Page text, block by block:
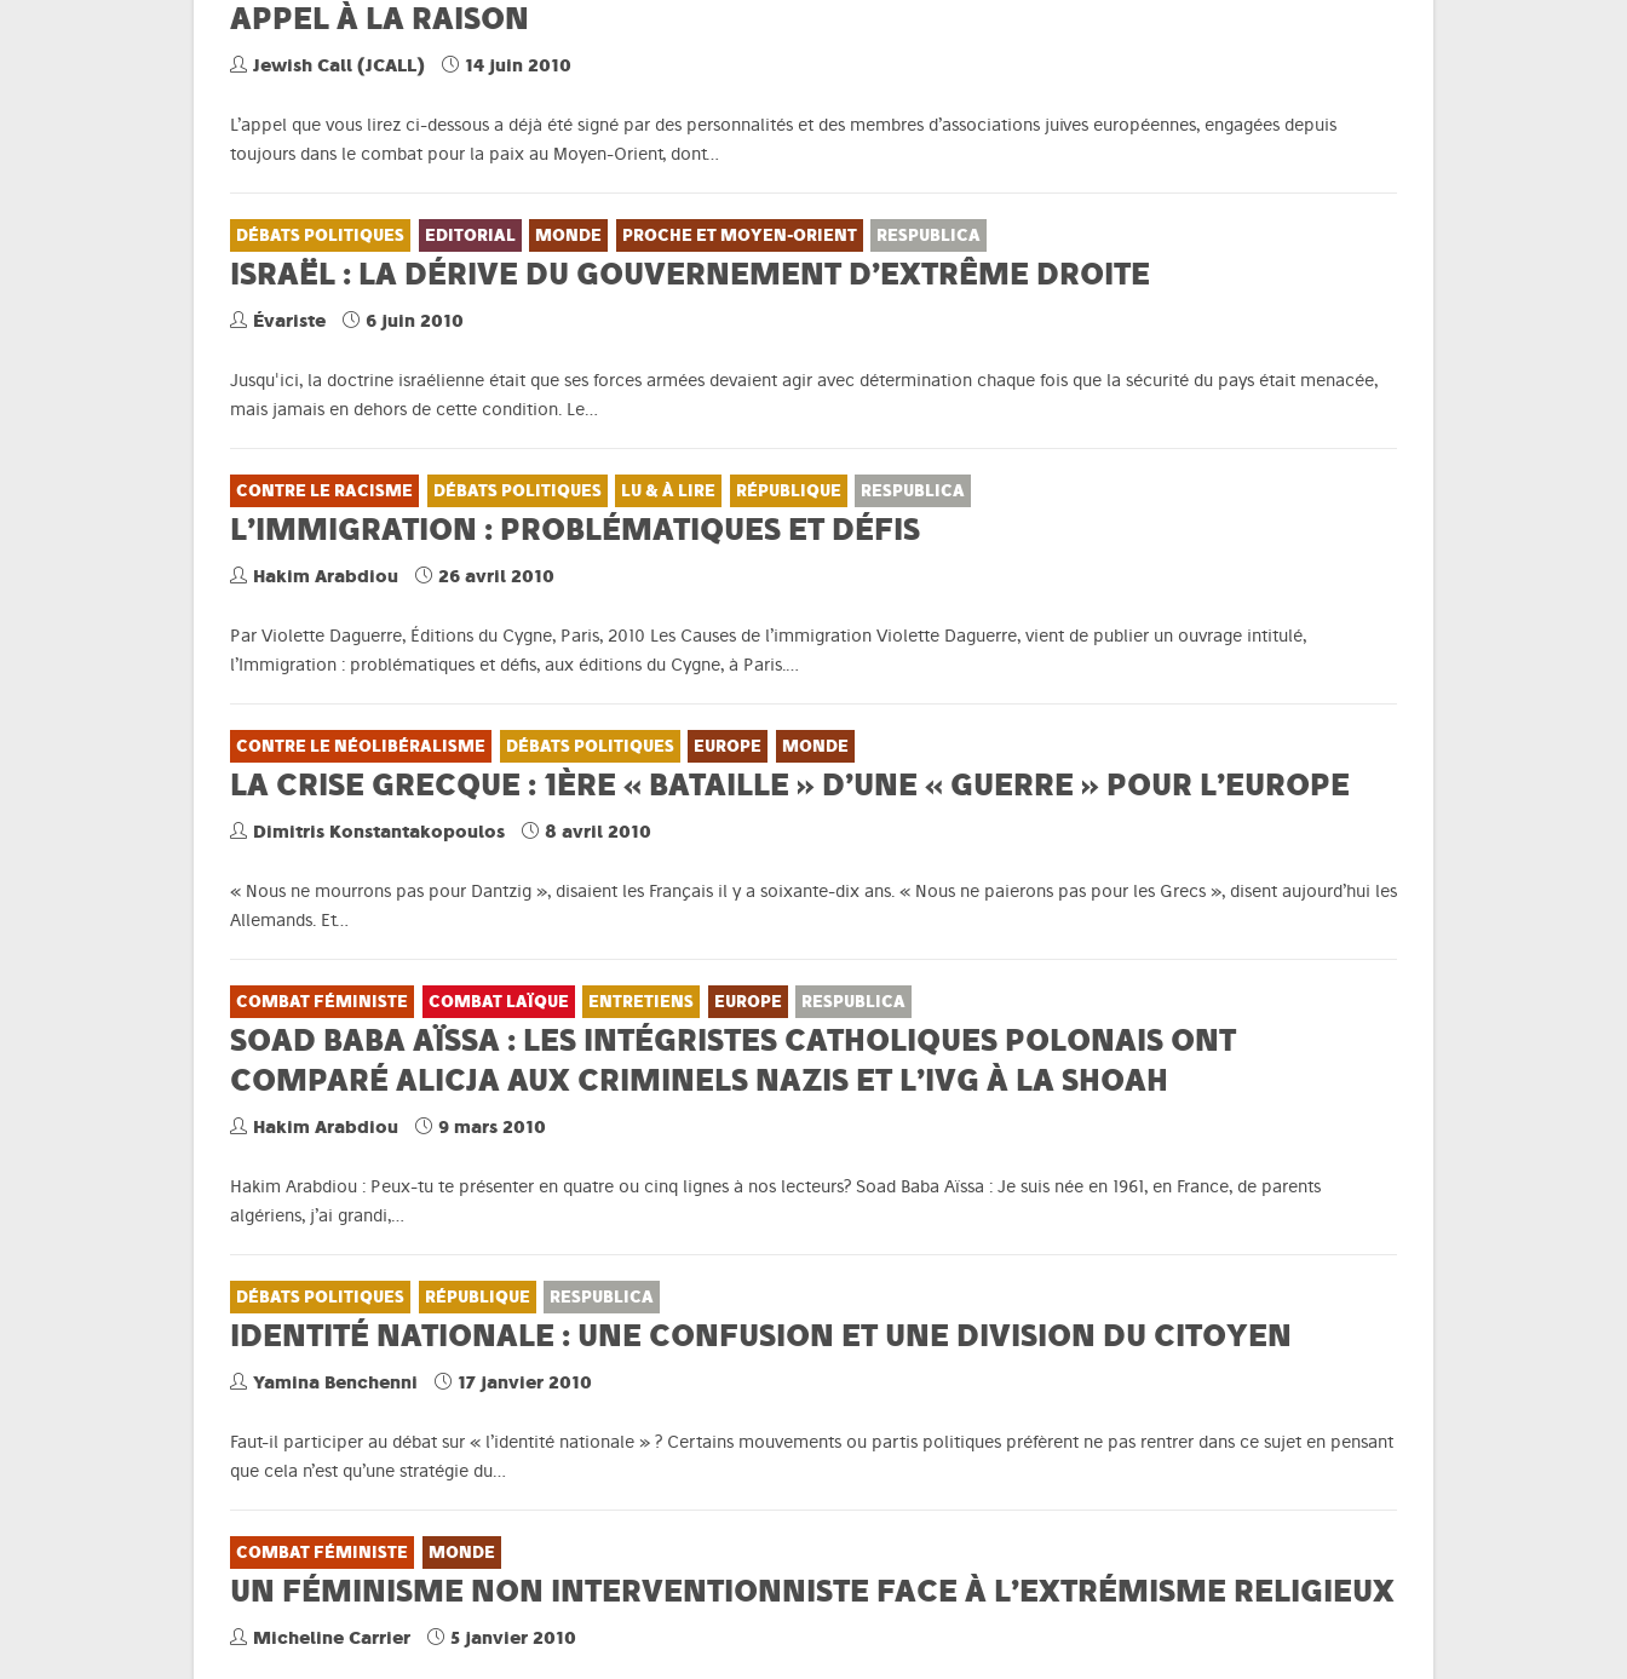
APPEL À LA RAISON
Jewish Call (JCALL) 14 juin 2010
L’appel que vous lirez ci-dessous a déjà été signé par des personnalités et des membres d’associations juives européennes, engagées depuis
toujours dans le combat pour la paix au Moyen-Orient, dont…
DÉBATS POLITIQUES EDITORIAL MONDE PROCHE ET MOYEN-ORIENT RESPUBLICA
ISRAËL : LA DÉRIVE DU GOUVERNEMENT D’EXTRÊME DROITE
Évariste 6 juin 2010
Jusqu'ici, la doctrine israélienne était que ses forces armées devaient agir avec détermination chaque fois que la sécurité du pays était menacée,
mais jamais en dehors de cette condition. Le…
CONTRE LE RACISME DÉBATS POLITIQUES LU & À LIRE RÉPUBLIQUE RESPUBLICA
L’IMMIGRATION : PROBLÉMATIQUES ET DÉFIS
Hakim Arabdiou 26 avril 2010
Par Violette Daguerre, Éditions du Cygne, Paris, 2010 Les Causes de l’immigration Violette Daguerre, vient de publier un ouvrage intitulé,
l’Immigration : problématiques et défis, aux éditions du Cygne, à Paris.…
CONTRE LE NÉOLIBÉRALISME DÉBATS POLITIQUES EUROPE MONDE
LA CRISE GRECQUE : 1ÈRE « BATAILLE » D’UNE « GUERRE » POUR L’EUROPE
Dimitris Konstantakopoulos 8 avril 2010
« Nous ne mourrons pas pour Dantzig », disaient les Français il y a soixante-dix ans. « Nous ne paierons pas pour les Grecs », disent aujourd’hui les
Allemands. Et…
COMBAT FÉMINISTE COMBAT LAÏQUE ENTRETIENS EUROPE RESPUBLICA
SOAD BABA AÏSSA : LES INTÉGRISTES CATHOLIQUES POLONAIS ONT
COMPARÉ ALICJA AUX CRIMINELS NAZIS ET L’IVG À LA SHOAH
Hakim Arabdiou 9 mars 2010
Hakim Arabdiou : Peux-tu te présenter en quatre ou cinq lignes à nos lecteurs? Soad Baba Aïssa : Je suis née en 1961, en France, de parents
algériens, j’ai grandi,…
DÉBATS POLITIQUES RÉPUBLIQUE RESPUBLICA
IDENTITÉ NATIONALE : UNE CONFUSION ET UNE DIVISION DU CITOYEN
Yamina Benchenni 17 janvier 2010
Faut-il participer au débat sur « l’identité nationale » ? Certains mouvements ou partis politiques préfèrent ne pas rentrer dans ce sujet en pensant
que cela n’est qu’une stratégie du…
COMBAT FÉMINISTE MONDE
UN FÉMINISME NON INTERVENTIONNISTE FACE À L’EXTRÉMISME RELIGIEUX
Micheline Carrier 5 janvier 2010